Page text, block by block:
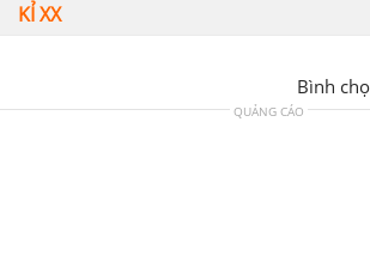
KỈ XX
Bình
QUẢNG CÁO